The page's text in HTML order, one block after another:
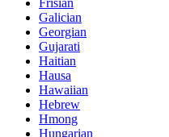
Galician
Georgian
Gujarati
Haitian
Hausa
Hawaiian
Hebrew
Hmong
Hungarian